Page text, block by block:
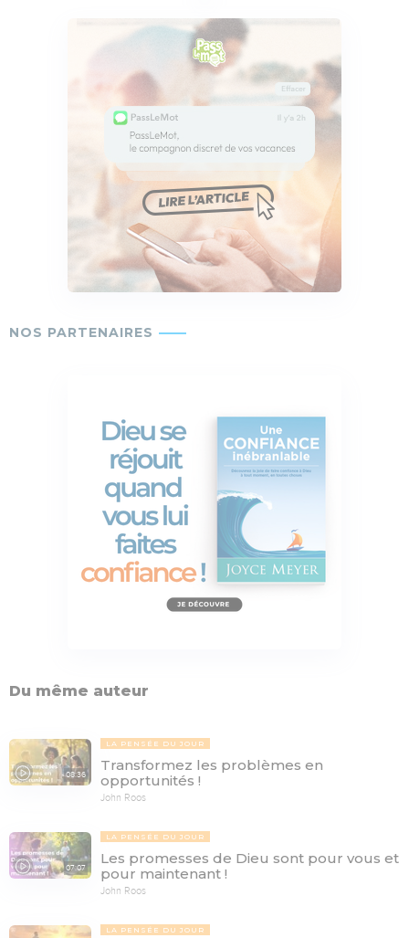
Du même auteur
08:36
LA PENSÉE DU JOUR
Transformez les problèmes en
opportunités !
John Roos
07:07
LA PENSÉE DU JOUR
Les promesses de Dieu sont pour vous et
pour maintenant !
John Roos
LA PENSÉE DU JOUR